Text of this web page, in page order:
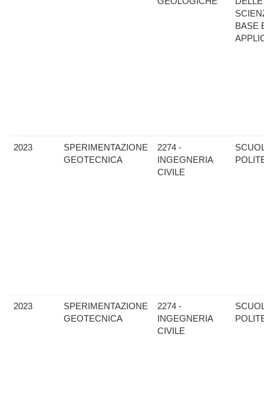
BASE
2023
SPERIMENTAZIONE
GEOTECNICA
2274 -
INGEGNERIA
CIVILE
2023
SPERIMENTAZIONE
GEOTECNICA
2274 -
INGEGNERIA
CIVILE